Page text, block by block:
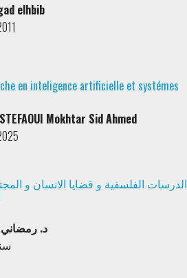
elhbib
en inteligence artificielle et systémes
Mokhtar Sid Ahmed
الدرسات الفلسفية و قضايا الانسان و
د.
سنة